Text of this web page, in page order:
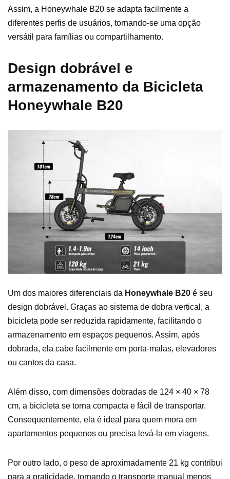
Assim, a Honeywhale B20 se adapta facilmente a
diferentes perfis de usuários, tornando-se uma opção
versátil para famílias ou compartilhamento.
Design dobrável e
armazenamento da Bicicleta
Honeywhale B20
Um dos maiores diferenciais da Honeywhale B20 é seu
design dobrável. Graças ao sistema de dobra vertical, a
bicicleta pode ser reduzida rapidamente, facilitando o
armazenamento em espaços pequenos. Assim, após
dobrada, ela cabe facilmente em porta-malas, elevadores
ou cantos da casa.
Além disso, com dimensões dobradas de 124 × 40 × 78
cm, a bicicleta se torna compacta e fácil de transportar.
Consequentemente, ela é ideal para quem mora em
apartamentos pequenos ou precisa levá-la em viagens.
Por outro lado, o peso de aproximadamente 21 kg contribui
para a praticidade, tornando o transporte manual menos